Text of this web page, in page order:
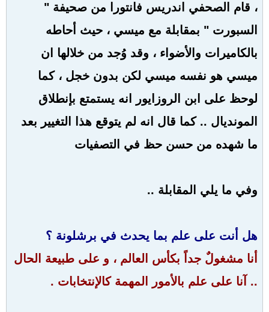
، قام الصحفي اندريس فانتورا من صحيفة "
السبورت " بمقابلة مع ميسي ، حيث أحاطه
بالكاميرات والأضواء ، وقد وُجد من خلالها ان
ميسي هو نفسه ميسي لكن بدون خجل ، كما
لوحظ على ابن الروزايور انه يستمتع بإنطلاق
المونديال .. كما قال انه لم يتوقع هذا التغيير بعد
ما شهده من حسن حظ في التصفيات
وفي ما يلي المقابلة ..
هل أنت على علم بما يحدث في برشلونة ؟
أنا مشغولٌ جداً بكأس العالم ، و على طبيعة الحال
.. آنا على علم بالأمور المهمة كالإنتخابات .